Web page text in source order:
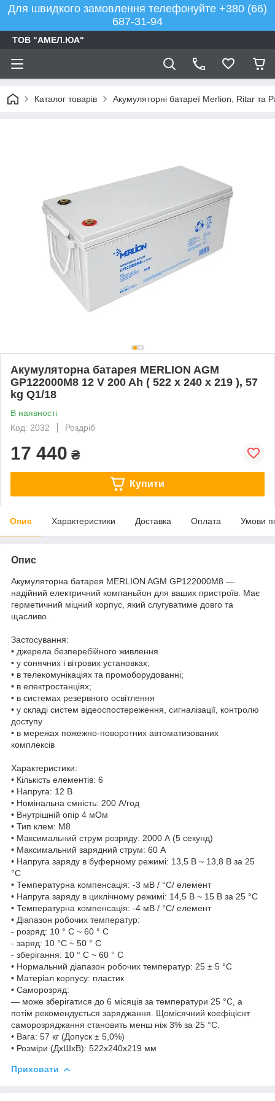
Для швидкого замовлення телефонуйте +380 (66)
687-31-94
ТОВ "АМЕЛ.ЮА"
Каталог товарів Акумуляторні батареї Merlion, Ritar та
Акумуляторна батарея MERLION AGM
GP122000M8 12 V 200 Ah ( 522 х 240 х 219 ), 57
kg Q1/18
В наявності
Код: 2032
Роздріб
17 440 ₴
Купити
Опис Характеристики Доставка Оплата Умови
Опис
Акумуляторна батарея MERLION AGM GP122000M8 —
надійний електричний компаньйон для ваших пристроїв. Має
герметичний міцний корпус, який слугуватиме довго та
щасливо.
Застосування:
• джерела безперебійного живлення
• у сонячних і вітрових установках;
• в телекомунікаціях та промоборудованні;
• в електростанціях;
• в системах резервного освітлення
• у складі систем відеоспостереження, сигналізації, контролю
доступу
• в мережах пожежно-поворотних автоматизованих
комплексів
Характеристики:
• Кількість елементів: 6
• Напруга: 12 В
• Номінальна ємність: 200 A/год
• Внутрішній опір 4 мОм
• Тип клем: M8
• Максимальний струм розряду: 2000 А (5 секунд)
• Максимальний зарядний струм: 60 A
• Напруга заряду в буферному режимі: 13,5 В ~ 13,8 В за 25
°C
• Температурна компенсація: -3 мВ / °C/ елемент
• Напруга заряду в циклічному режимі: 14,5 В ~ 15 В за 25 °C
• Температурна компенсація: -4 мВ / °C/ елемент
• Діапазон робочих температур:
- розряд: 10 ° C ~ 60 ° C
- заряд: 10 °C ~ 50 ° C
- зберігання: 10 ° C ~ 60 ° C
• Нормальний діапазон робочих температур: 25 ± 5 °C
• Матеріал корпусу: пластик
• Саморозряд:
— може зберігатися до 6 місяців за температури 25 °C, а
потім рекомендується заряджання. Щомісячний коефіцієнт
саморозряджання становить менш ніж 3% за 25 °C.
• Вага: 57 кг (Допуск ± 5,0%)
• Розміри (ДхШхВ): 522x240x219 мм
Приховати